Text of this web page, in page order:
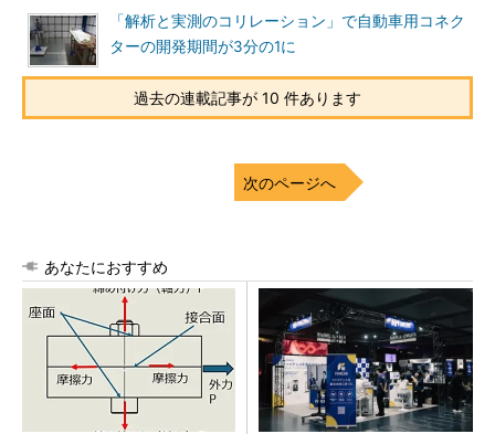
「解析と実測のコリレーション」で自動車用コネク
ターの開発期間が3分の1に
過去の連載記事が 10 件あります
次のページへ
あなたにおすすめ